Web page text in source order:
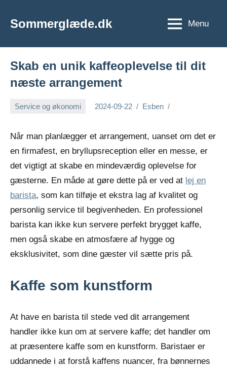
Sommerglæde.dk
Vi
med
sommer
sol
Menu
Skab en unik kaffeoplevelse til dit
næste arrangement
Service og økonomi 2024-09-22 Esben
Når man planlægger et arrangement, uanset om det er
en firmafest, en bryllupsreception eller en messe, er
det vigtigt at skabe en mindeværdig oplevelse for
gæsterne. En måde at gøre dette på er ved at lej en
barista, som kan tilføje et ekstra lag af kvalitet og
personlig service til begivenheden. En professionel
barista kan ikke kun servere perfekt brygget kaffe,
men også skabe en atmosfære af hygge og
eksklusivitet, som dine gæster vil sætte pris på.
Kaffe som kunstform
At have en barista til stede ved dit arrangement
handler ikke kun om at servere kaffe; det handler om
at præsentere kaffe som en kunstform. Baristaer er
uddannede i at forstå kaffens nuancer, fra bønnernes